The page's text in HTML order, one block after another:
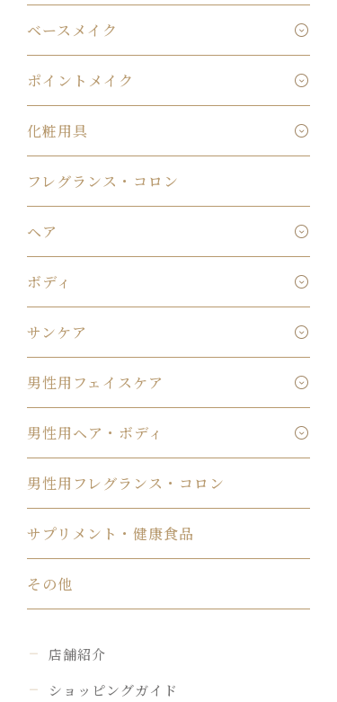
ベースメイク
ポイントメイク
化粧用具
フレグランス・コロン
ヘア
ボディ
サンケア
男性用フェイスケア
男性用ヘア・ボディ
男性用フレグランス・コロン
サプリメント・健康食品
その他
店舗紹介
ショッピングガイド